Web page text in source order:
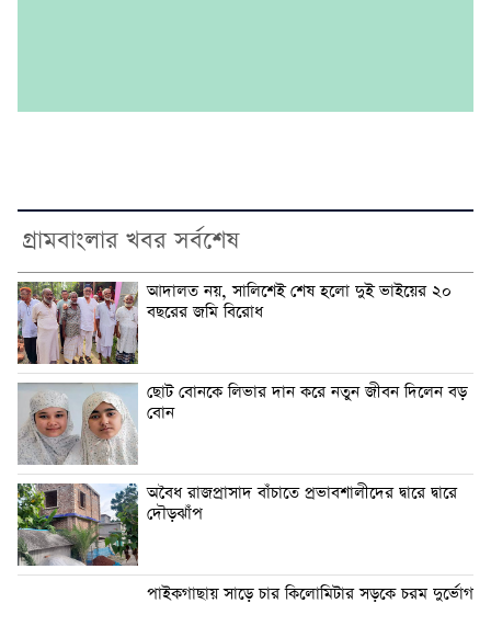
গ্রামবাংলার খবর সর্বশেষ
আদালত নয়, সালিশেই শেষ হলো দুই ভাইয়ের ২০
বছরের জমি বিরোধ
ছোট বোনকে লিভার দান করে নতুন জীবন দিলেন বড়
বোন
অবৈধ রাজপ্রাসাদ বাঁচাতে প্রভাবশালীদের দ্বারে দ্বারে
দৌড়ঝাঁপ
পাইকগাছায় সাড়ে চার কিলোমিটার সড়কে চরম দুর্ভোগ